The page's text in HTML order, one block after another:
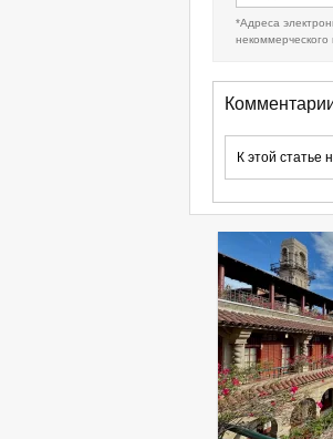
*Адреса
некоммерческого
К этой статье